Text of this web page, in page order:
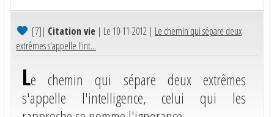
[7]| Citation vie | Le 10-11-2012 | Le chemin qui sépare deux
extrêmes s'appelle l'int...
Le chemin qui sépare deux extrêmes
s'appelle l'intelligence, celui qui les